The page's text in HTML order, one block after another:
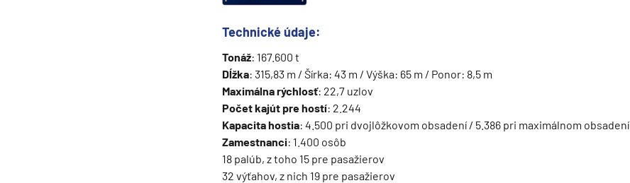
Severná Európa
Severozápadná Európa
Britské ostrovy a Írsko
Pobrežie Európy
Severozápadná Európa
Kanárske ostrovy, Madeira a Maroko
Azorské ostrovy
Kanárske ostrovy
Technické údaje:
Tonáž: 167.600 t
Dĺžka: 315,83 m / Šírka: 43 m / Výška: 65 m / Ponor: 8,5 m
Maximálna rýchlosť: 22,7 uzlov
Počet kajút pre hostí: 2.244
Kapacita hostia: 4.500 pri dvojlôžkovom obsadení / 5.386 pri maximálnom obsadení
Zamestnanci: 1.400 osôb
18 palúb, z toho 15 pre pasažierov
32 výťahov, z nich 19 pre pasažierov